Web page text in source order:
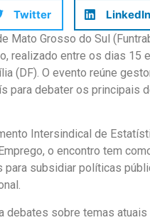
Twitter LinkedIn
Mato Grosso do Sul
realizado entre os dias 15
(DF). O evento reúne
para debater os principais
Intersindical de
o encontro tem
subsidiar políticas
debates sobre temas